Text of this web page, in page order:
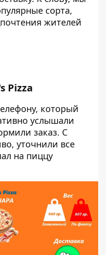
сорта,
жителей
Pizza
который
услышали
заказ. С
уточнили все
на пиццу